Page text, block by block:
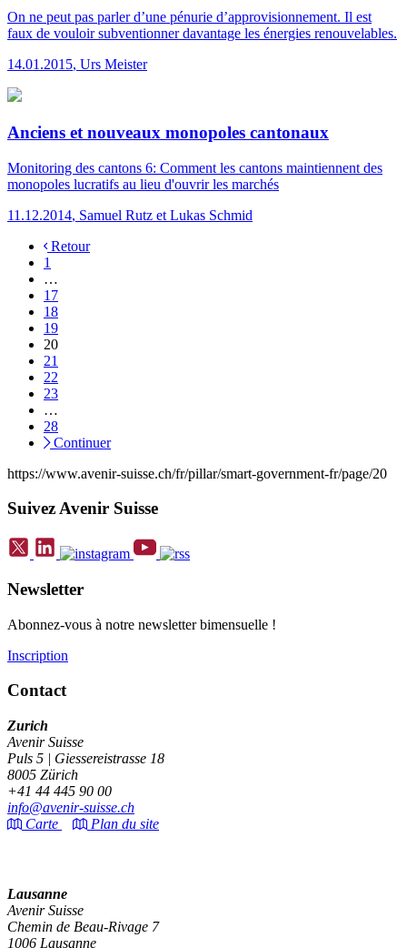
On ne peut pas parler d’une pénurie d’approvisionnement. Il est
faux de vouloir subventionner davantage les énergies renouvelables.
14.01.2015, Urs Meister
Anciens et nouveaux monopoles cantonaux
Monitoring des cantons 6: Comment les cantons maintiennent des
monopoles lucratifs au lieu d'ouvrir les marchés
11.12.2014, Samuel Rutz et Lukas Schmid
Retour
1
…
17
18
19
20
21
22
23
…
28
Continuer
https://www.avenir-suisse.ch/fr/pillar/smart-government-fr/page/20
Suivez Avenir Suisse
Newsletter
Abonnez-vous à notre newsletter bimensuelle !
Inscription
Contact
Zurich
Avenir Suisse
Puls 5 | Giessereistrasse 18
8005 Zürich
+41 44 445 90 00
info@avenir-suisse.ch
Carte
Plan du site
Lausanne
Avenir Suisse
Chemin de Beau-Rivage 7
1006 Lausanne